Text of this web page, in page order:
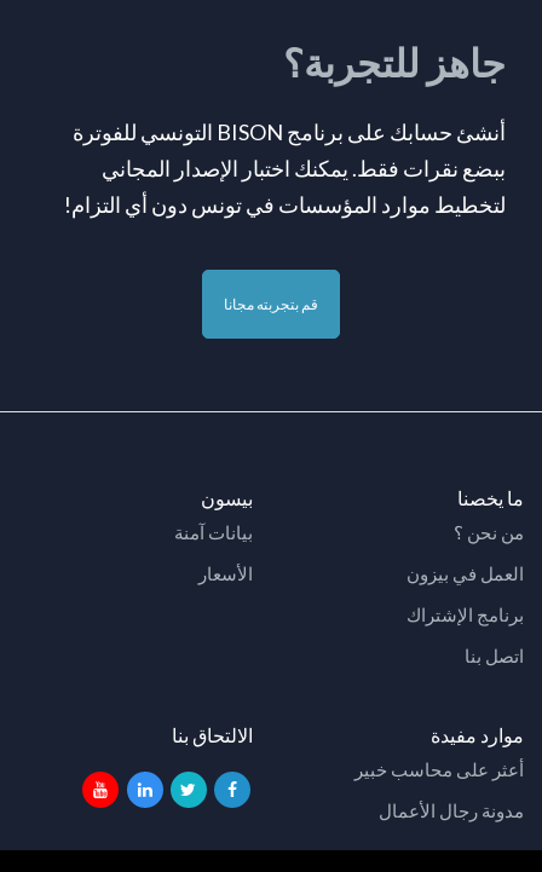
جاهز للتجربة؟
أنشئ حسابك على برنامج BISON التونسي للفوترة
ببضع نقرات فقط. يمكنك اختبار الإصدار المجاني
لتخطيط موارد المؤسسات في تونس دون أي التزام!
قم بتجربته مجانا
ما يخصنا
من نحن ؟
العمل في بيزون
برنامج الإشتراك
اتصل بنا
بيسون
بيانات آمنة
الأسعار
موارد مفيدة
أعثر على محاسب خبير
مدونة رجال الأعمال
الالتحاق بنا